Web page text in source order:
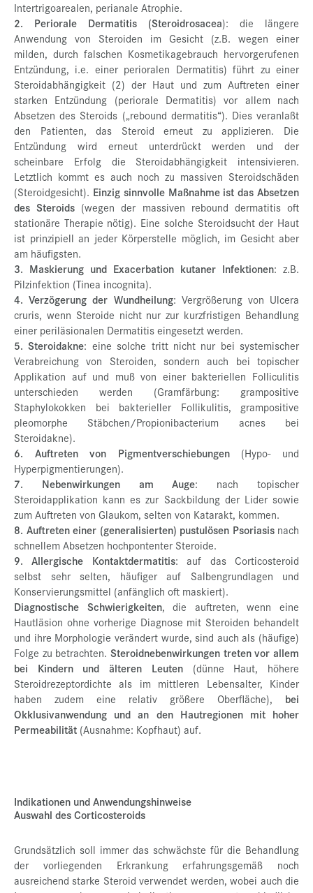
Intertrigoarealen, perianale Atrophie.
2. Periorale Dermatitis (Steroidrosacea): die längere
Anwendung von Steroiden im Gesicht (z.B. wegen einer
milden, durch falschen Kosmetikagebrauch hervorgerufenen
Entzündung, i.e. einer perioralen Dermatitis) führt zu einer
Steroidabhängigkeit (2) der Haut und zum Auftreten einer
starken Entzündung (periorale Dermatitis) vor allem nach
Absetzen des Steroids („rebound dermatitis“). Dies veranlaßt
den Patienten, das Steroid erneut zu applizieren. Die
Entzündung wird erneut unterdrückt werden und der
scheinbare Erfolg die Steroidabhängigkeit intensivieren.
Letztlich kommt es auch noch zu massiven Steroidschäden
(Steroidgesicht). Einzig sinnvolle Maßnahme ist das Absetzen
des Steroids (wegen der massiven rebound dermatitis oft
stationäre Therapie nötig). Eine solche Steroidsucht der Haut
ist prinzipiell an jeder Körperstelle möglich, im Gesicht aber
am häufigsten.
3. Maskierung und Exacerbation kutaner Infektionen: z.B.
Pilzinfektion (Tinea incognita).
4. Verzögerung der Wundheilung: Vergrößerung von Ulcera
cruris, wenn Steroide nicht nur zur kurzfristigen Behandlung
einer periläsionalen Dermatitis eingesetzt werden.
5. Steroidakne: eine solche tritt nicht nur bei systemischer
Verabreichung von Steroiden, sondern auch bei topischer
Applikation auf und muß von einer bakteriellen Folliculitis
unterschieden werden (Gramfärbung: grampositive
Staphylokokken bei bakterieller Follikulitis, grampositive
pleomorphe Stäbchen/Propionibacterium acnes bei
Steroidakne).
6. Auftreten von Pigmentverschiebungen(Hypo- und
Hyperpigmentierungen).
7. Nebenwirkungen am Auge: nach topischer
Steroidapplikation kann es zur Sackbildung der Lider sowie
zum Auftreten von Glaukom, selten von Katarakt, kommen.
8. Auftreten einer (generalisierten) pustulösen Psoriasisnach
schnellem Absetzen hochpontenter Steroide.
9. Allergische Kontaktdermatitis: auf das Corticosteroid
selbst sehr selten, häufiger auf Salbengrundlagen und
Konservierungsmittel (anfänglich oft maskiert).
Diagnostische Schwierigkeiten, die auftreten, wenn eine
Hautläsion ohne vorherige Diagnose mit Steroiden behandelt
und ihre Morphologie verändert wurde, sind auch als (häufige)
Folge zu betrachten. Steroidnebenwirkungen treten vor allem
bei Kindern und älteren Leuten (dünne Haut, höhere
Steroidrezeptordichte als im mittleren Lebensalter, Kinder
haben zudem eine relativ größere Oberfläche), bei
Okklusivanwendung und an den Hautregionen mit hoher
Permeabilität (Ausnahme: Kopfhaut) auf.
Indikationen und Anwendungshinweise
Auswahl des Corticosteroids
Grundsätzlich soll immer das schwächste für die Behandlung
der vorliegenden Erkrankung erfahrungsgemäß noch
ausreichend starke Steroid verwendet werden, wobei auch die